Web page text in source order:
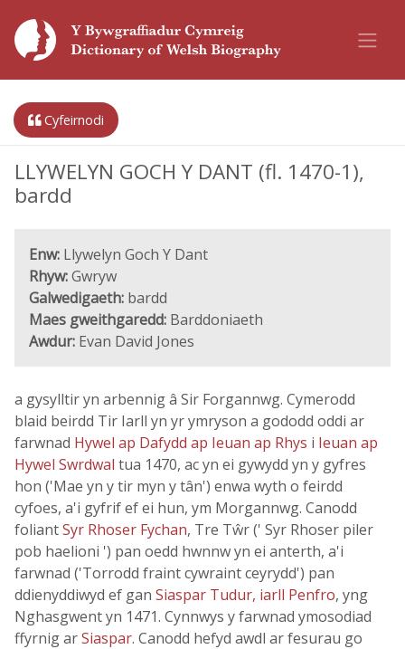
Cyfeirnodi
LLYWELYN GOCH Y DANT (fl. 1470-1),
bardd
Enw: Llywelyn Goch Y Dant
Rhyw:Gwryw
Galwedigaeth: bardd
Maes gweithgaredd: Barddoniaeth
Awdur: Evan David Jones
a gysylltir yn arbennig â Sir Forgannwg. Cymerodd
blaid beirdd Tir Iarll yn yr ymryson a gododd oddi ar
farwnad Hywel ap Dafydd ap Ieuan ap Rhys i Ieuan ap
Hywel Swrdwal tua 1470, ac yn ei gywydd yn y gyfres
hon ('Mae yn y tir myn y tân') enwa wyth o feirdd
cyfoes, a'i gyfrif ef ei hun, ym Morgannwg. Canodd
foliantSyr Rhoser Fychan, Tre Tŵr (' Syr Rhoser piler
pob haelioni ') pan oedd hwnnw yn ei anterth, a'i
farwnad ('Torrodd fraint cywraint ceyrydd') pan
ddienyddiwyd ef gan Siaspar Tudur, iarll Penfro, yng
Nghasgwent yn 1471. Cynnwys y farwnad ymosodiad
ffyrnig arSiaspar. Canodd hefyd awdl ar fesurau go